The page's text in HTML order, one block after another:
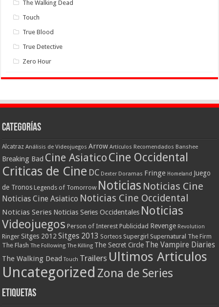
The Walking Dead
Touch
True Blood
True Detective
Zero Hour
Categorías
Alcatraz Análisis de Videojuegos Arrow Artículos Recomendados Banshee
Breaking Bad Cine AsiaticoCine Occidental
Criticas de Cine DC Dexter Doramas Fringe Homeland Juego
de Tronos Legends of Tomorrow Noticias Noticias Cine
Noticias Cine Asiatico Noticias Cine Occidental
Noticias Series Noticias Series Occidentales Noticias
Videojuegos Person of Interest Publicidad Revenge Revolution
Ringer Sitges 2012 Sitges 2013 Sorteos Supergirl Supernatural The Firm
The Flash The Following The Killing The Secret Circle The Vampire Diaries
The Walking Dead Touch Trailers Ultimos Articulos
Uncategorized Zona de Series
Etiquetas